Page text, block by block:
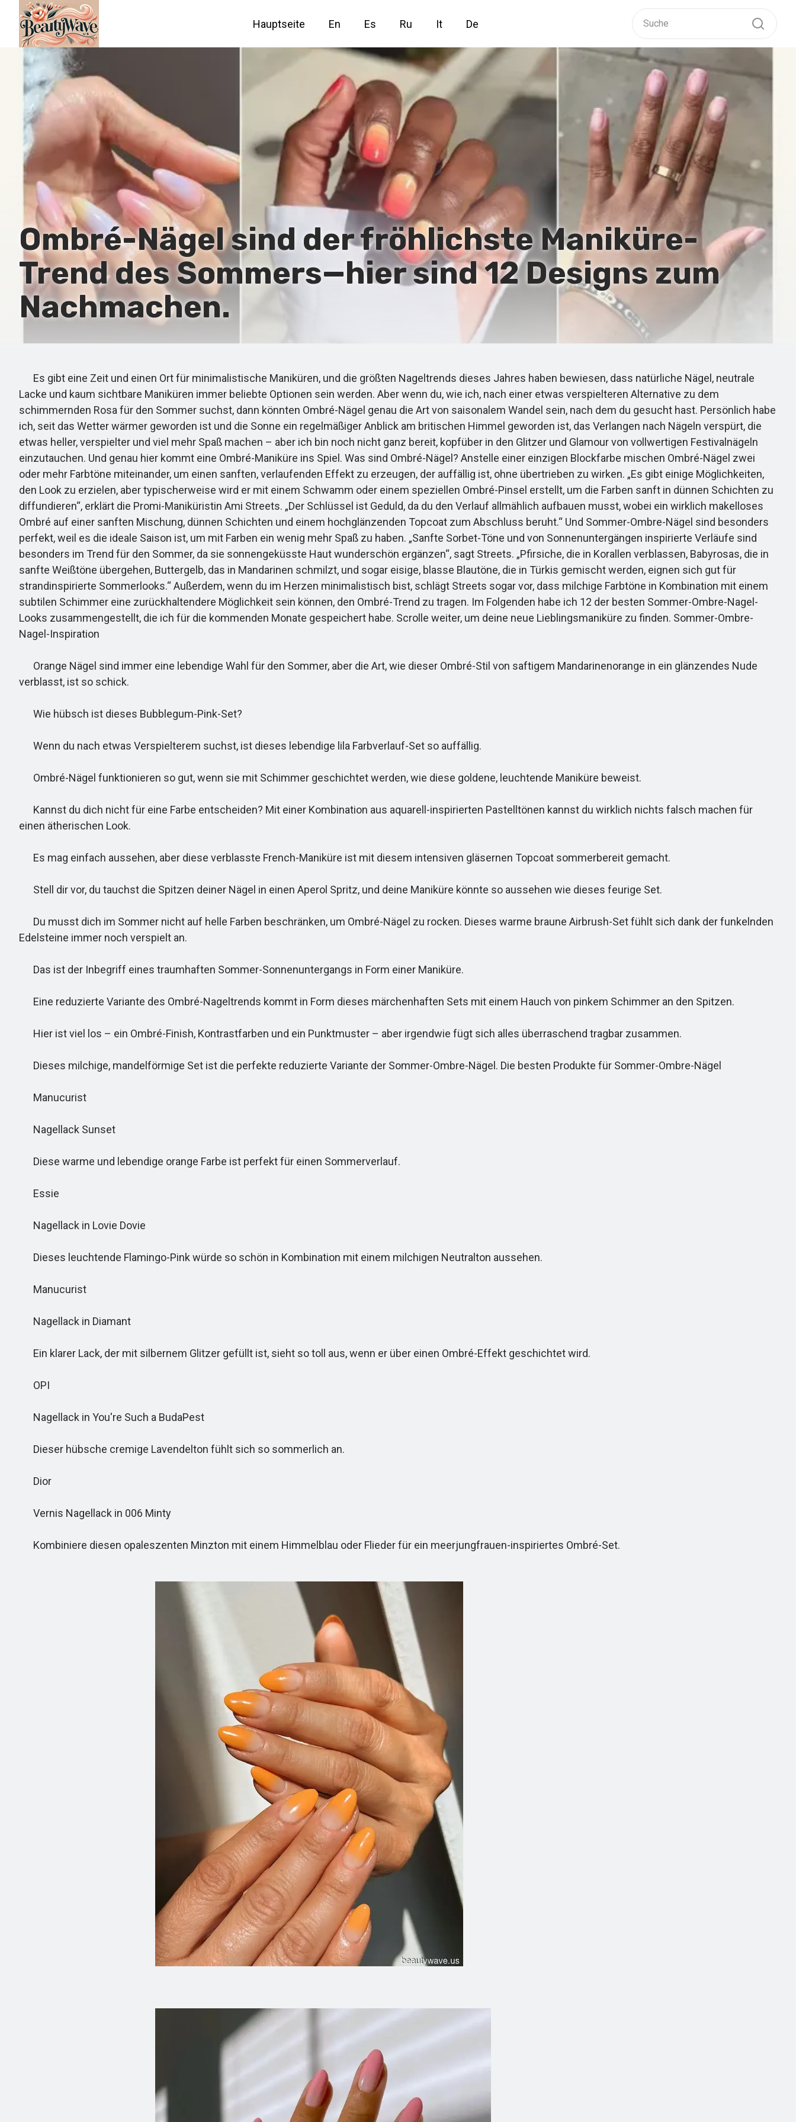
Hauptseite En Es Ru It De
Ombré-Nägel sind der fröhlichste Maniküre-
Trend des Sommers—hier sind 12 Designs zum
Nachmachen.
Es gibt eine Zeit und einen Ort für minimalistische Maniküren, und die größten Nageltrends dieses Jahres haben bewiesen, dass natürliche Nägel, neutrale
Lacke und kaum sichtbare Maniküren immer beliebte Optionen sein werden. Aber wenn du, wie ich, nach einer etwas verspielteren Alternative zu dem
schimmernden Rosa für den Sommer suchst, dann könnten Ombré-Nägel genau die Art von saisonalem Wandel sein, nach dem du gesucht hast. Persönlich habe
ich, seit das Wetter wärmer geworden ist und die Sonne ein regelmäßiger Anblick am britischen Himmel geworden ist, das Verlangen nach Nägeln verspürt, die
etwas heller, verspielter und viel mehr Spaß machen – aber ich bin noch nicht ganz bereit, kopfüber in den Glitzer und Glamour von vollwertigen Festivalnägeln
einzutauchen. Und genau hier kommt eine Ombré-Maniküre ins Spiel. Was sind Ombré-Nägel? Anstelle einer einzigen Blockfarbe mischen Ombré-Nägel zwei
oder mehr Farbtöne miteinander, um einen sanften, verlaufenden Effekt zu erzeugen, der auffällig ist, ohne übertrieben zu wirken. „Es gibt einige Möglichkeiten,
den Look zu erzielen, aber typischerweise wird er mit einem Schwamm oder einem speziellen Ombré-Pinsel erstellt, um die Farben sanft in dünnen Schichten zu
diffundieren“, erklärt die Promi-Maniküristin Ami Streets. „Der Schlüssel ist Geduld, da du den Verlauf allmählich aufbauen musst, wobei ein wirklich makelloses
Ombré auf einer sanften Mischung, dünnen Schichten und einem hochglänzenden Topcoat zum Abschluss beruht.“ Und Sommer-Ombre-Nägel sind besonders
perfekt, weil es die ideale Saison ist, um mit Farben ein wenig mehr Spaß zu haben. „Sanfte Sorbet-Töne und von Sonnenuntergängen inspirierte Verläufe sind
besonders im Trend für den Sommer, da sie sonnengeküsste Haut wunderschön ergänzen“, sagt Streets. „Pfirsiche, die in Korallen verblassen, Babyrosas, die in
sanfte Weißtöne übergehen, Buttergelb, das in Mandarinen schmilzt, und sogar eisige, blasse Blautöne, die in Türkis gemischt werden, eignen sich gut für
strandinspirierte Sommerlooks.“ Außerdem, wenn du im Herzen minimalistisch bist, schlägt Streets sogar vor, dass milchige Farbtöne in Kombination mit einem
subtilen Schimmer eine zurückhaltendere Möglichkeit sein können, den Ombré-Trend zu tragen. Im Folgenden habe ich 12 der besten Sommer-Ombre-Nagel-
Looks zusammengestellt, die ich für die kommenden Monate gespeichert habe. Scrolle weiter, um deine neue Lieblingsmaniküre zu finden. Sommer-Ombre-
Nagel-Inspiration
Orange Nägel sind immer eine lebendige Wahl für den Sommer, aber die Art, wie dieser Ombré-Stil von saftigem Mandarinenorange in ein glänzendes Nude
verblasst, ist so schick.
Wie hübsch ist dieses Bubblegum-Pink-Set?
Wenn du nach etwas Verspielterem suchst, ist dieses lebendige lila Farbverlauf-Set so auffällig.
Ombré-Nägel funktionieren so gut, wenn sie mit Schimmer geschichtet werden, wie diese goldene, leuchtende Maniküre beweist.
Kannst du dich nicht für eine Farbe entscheiden? Mit einer Kombination aus aquarell-inspirierten Pastelltönen kannst du wirklich nichts falsch machen für
einen ätherischen Look.
Es mag einfach aussehen, aber diese verblasste French-Maniküre ist mit diesem intensiven gläsernen Topcoat sommerbereit gemacht.
Stell dir vor, du tauchst die Spitzen deiner Nägel in einen Aperol Spritz, und deine Maniküre könnte so aussehen wie dieses feurige Set.
Du musst dich im Sommer nicht auf helle Farben beschränken, um Ombré-Nägel zu rocken. Dieses warme braune Airbrush-Set fühlt sich dank der funkelnden
Edelsteine immer noch verspielt an.
Das ist der Inbegriff eines traumhaften Sommer-Sonnenuntergangs in Form einer Maniküre.
Eine reduzierte Variante des Ombré-Nageltrends kommt in Form dieses märchenhaften Sets mit einem Hauch von pinkem Schimmer an den Spitzen.
Hier ist viel los – ein Ombré-Finish, Kontrastfarben und ein Punktmuster – aber irgendwie fügt sich alles überraschend tragbar zusammen.
Dieses milchige, mandelförmige Set ist die perfekte reduzierte Variante der Sommer-Ombre-Nägel. Die besten Produkte für Sommer-Ombre-Nägel
Manucurist
Nagellack Sunset
Diese warme und lebendige orange Farbe ist perfekt für einen Sommerverlauf.
Essie
Nagellack in Lovie Dovie
Dieses leuchtende Flamingo-Pink würde so schön in Kombination mit einem milchigen Neutralton aussehen.
Manucurist
Nagellack in Diamant
Ein klarer Lack, der mit silbernem Glitzer gefüllt ist, sieht so toll aus, wenn er über einen Ombré-Effekt geschichtet wird.
OPI
Nagellack in You're Such a BudaPest
Dieser hübsche cremige Lavendelton fühlt sich so sommerlich an.
Dior
Vernis Nagellack in 006 Minty
Kombiniere diesen opaleszenten Minzton mit einem Himmelblau oder Flieder für ein meerjungfrauen-inspiriertes Ombré-Set.